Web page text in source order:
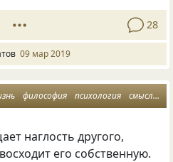
28
09 мар 2019
философия психология смысл
наглость другого,
его собственную.